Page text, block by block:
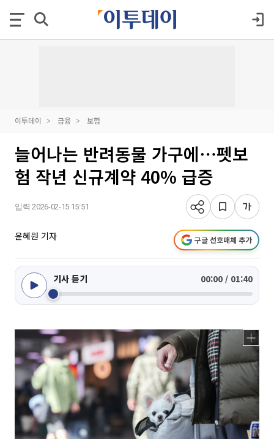
이투데이 금융 보험
늘어나는 반려동물 가구에⋯펫보
험 작년 신규계약 40% 급증
입력 2026-02-15 15:51
윤혜원 기자 구글 선호매체 추가
기사 듣기 00:00 / 01:40